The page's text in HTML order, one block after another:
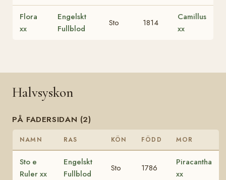
Flora
xx
Engelskt
Fullblod
Sto 1814
Camillus
xx
Halvsyskon
PÅ FADERSIDAN (2)
NAMN RAS KÖN FÖDD MOR
Sto e
Ruler xx
Engelskt
Fullblod
Sto 1786
Piracantha
xx